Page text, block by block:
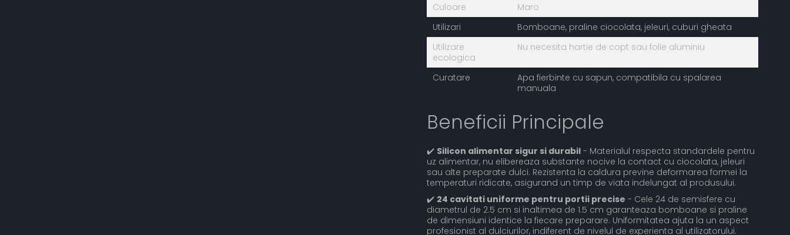
Culoare
Maro
Utilizari
Bomboane, praline ciocolata, jeleuri, cuburi gheata
Utilizare
ecologica
Nu necesita hartie de copt sau folie aluminiu
Curatare
Apa fierbinte cu sapun, compatibila cu spalarea
manuala
Beneficii Principale
✔️ Silicon alimentar sigur si durabil- Materialul respecta standardele pentru
uz alimentar, nu elibereaza substante nocive la contact cu ciocolata, jeleuri
sau alte preparate dulci. Rezistenta la caldura previne deformarea formei la
temperaturi ridicate, asigurand un timp de viata indelungat al produsului.
✔️ 24 cavitati uniforme pentru portii precise - Cele 24 de semisfere cu
diametrul de 2.5 cm si inaltimea de 1.5 cm garanteaza bomboane si praline
de dimensiuni identice la fiecare preparare. Uniformitatea ajuta la un aspect
profesionist al dulciurilor, indiferent de nivelul de experienta al utilizatorului.